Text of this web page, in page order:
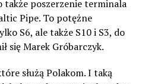
także poszerzenie terminala
Pipe. To potężne
S6, ale także S10 i S3, do
się Marek Gróbarczyk.
służą Polakom. I taką